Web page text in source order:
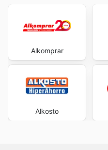
Alkomprar
Alkosto